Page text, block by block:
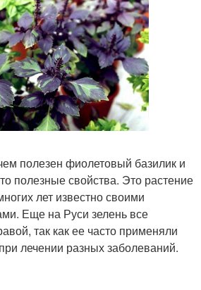
полезен фиолетовый базилик и
полезные свойства. Это растение
лет известно своими
Еще на Руси зелень все
так как ее часто применяли
лечении разных заболеваний.